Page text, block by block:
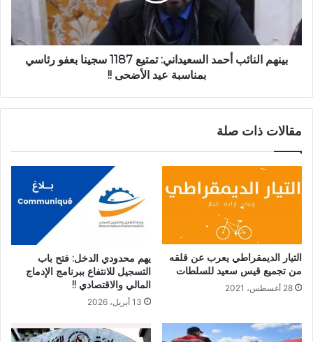
بينهم النائب أحمد السعيداني: تمتيع 1187 سجينا بعفو رئاسي
بمناسبة عيد الأضحى !!
مقالات ذات صلة
التيار الديمقراطي يعرب عن قلقه
من تجميع قيس سعيد للسلطات
28 أغسطس، 2021
يهم محدودي الدخل: فتح باب
التسجيل للانتفاع ببرنامج الإدماج
المالي والاقتصادي !!
13 أبريل، 2026